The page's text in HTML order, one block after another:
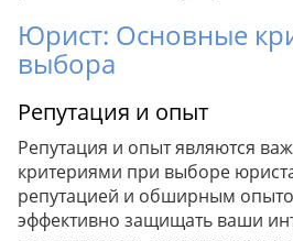
Юрист: Основные
выбора
Репутация и опыт
Репутация и опыт являются
критериями при выборе
репутацией и обширным
эффективно защищать ваши